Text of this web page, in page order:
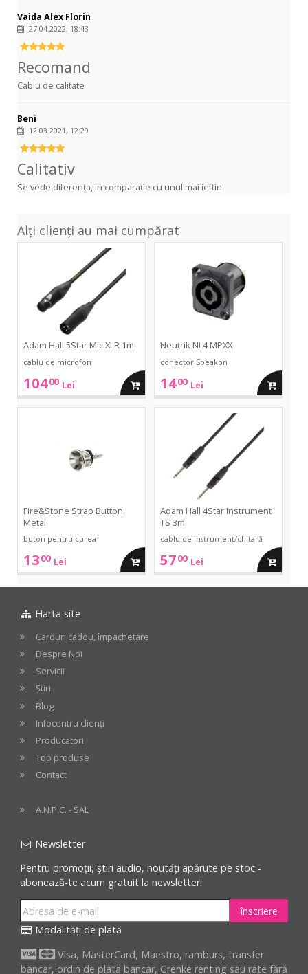
Vaida Alex Florin
27.04.2022, 18:43
Recomand
Cablu de calitate
Beni
12.03.2021, 12:29
Calitativ
Se vede diferența, in comparație cu unul mai ieftin
Alți clienți au mai cumpărat
Adam Hall 5Star Mic XLR 1m
cablu de microfon
10400 Lei adauga
Neutrik NL4 MPXX
conector Speakon
1400 Lei adauga
Fire&Stone Strap Button
Metal
buton pentru curea
1300 Lei adauga
in
Adam Hall 4Star Instrument
TS 3m
cablu de instrument/chitară
5700 Lei adauga
in
Harta site
Carduri cadou, împachetare
Despre Noi
Servicii
Știri
Blog
Infocentru clienți
Producători
Top produse
Contact
A.N.P.C. - SAL
Newsletter
Pentru promoții, știri audio, noutăți apărute pe stoc -
abonează-te acum gratuit la newsletter!
înscriere
Modalități de plată
Visa, MasterCard, Maestro, ramburs, transfer
bancar, ordin de plată bancar, Grenke renting sau rate fără